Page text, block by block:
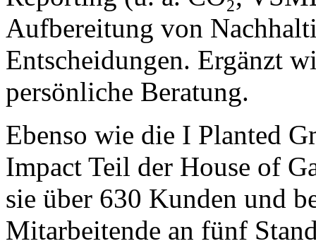
Aufbereitung von
Entscheidungen. Ergänzt
persönliche Beratung.
Ebenso wie die I Planted
Impact Teil der House of
sie über 630 Kunden und
Mitarbeitende an fünf